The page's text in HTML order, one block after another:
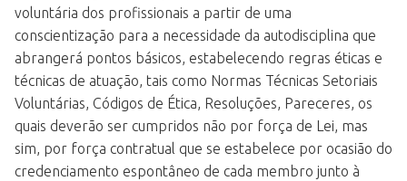
voluntária dos profissionais a partir de uma
conscientização para a necessidade da autodisciplina que
abrangerá pontos básicos, estabelecendo regras éticas e
técnicas de atuação, tais como Normas Técnicas Setoriais
Voluntárias, Códigos de Ética, Resoluções, Pareceres, os
quais deverão ser cumpridos não por força de Lei, mas
sim, por força contratual que se estabelece por ocasião do
credenciamento espontâneo de cada membro junto à